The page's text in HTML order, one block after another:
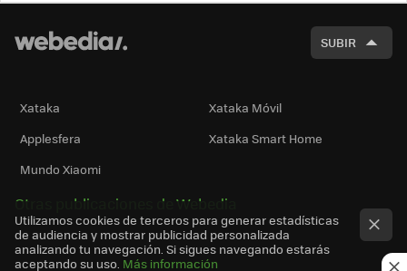
SUBIR
Xataka
Xataka Móvil
Applesfera
Xataka Smart Home
Mundo Xiaomi
Otras publicaciones de Webedia
Utilizamos cookies de terceros para generar estadísticas
de audiencia y mostrar publicidad personalizada
analizando tu navegación. Si sigues navegando estarás
aceptando su uso. Más información